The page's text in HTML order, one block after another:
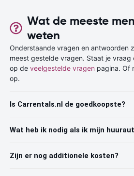
Wat de meeste
weten
Onderstaande vragen en antwoorden
meest gestelde vragen. Staat je vraag
op de veelgestelde vragen pagina. Of
op.
Is Carrentals.nl de goedkoopste?
Wat heb ik nodig als ik mijn
Zijn er nog additionele kosten?